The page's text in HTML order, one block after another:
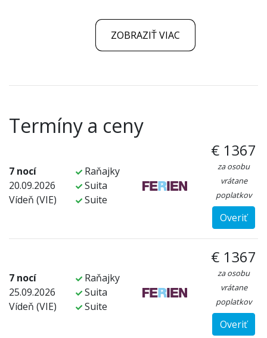
ZOBRAZIŤ VIAC
Termíny a ceny
7 nocí
20.09.2026
Vídeň (VIE)
Raňajky
Suita
Suite
€ 1367
za osobu
vrátane
poplatkov
Overiť
7 nocí
25.09.2026
Vídeň (VIE)
Raňajky
Suita
Suite
€ 1367
za osobu
vrátane
poplatkov
Overiť